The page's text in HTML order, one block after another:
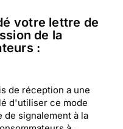
votre lettre de
de la
:
de réception a une
d'utiliser ce mode
signalement à la